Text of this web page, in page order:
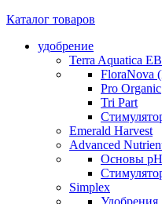
Каталог товаров
удобрение
Terra Aquatica
FloraNova
Pro Organic
Tri Part
Emerald Harvest
Advanced
Основы
Simplex
Удобрения